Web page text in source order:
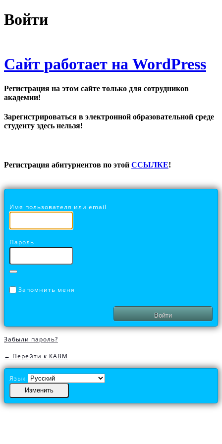
Войти
Сайт работает на WordPress
Регистрация на этом сайте только для сотрудников
академии!
Зарегистрироваться в электронной образовательной среде
студенту здесь нельзя!
Регистрация абитуриентов по этой ССЫЛКЕ!
Имя пользователя или email
Пароль
Запомнить меня
Забыли пароль?
← Перейти к КАВМ
Язык